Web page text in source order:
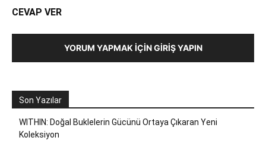
CEVAP VER
YORUM YAPMAK İÇIN GIRIŞ YAPIN
Son Yazılar
WITHIN: Doğal Buklelerin Gücünü Ortaya Çıkaran Yeni
Koleksiyon